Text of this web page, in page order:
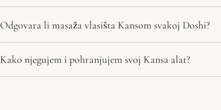
Odgovara li masaža vlasišta Kansom svakoj Doshi?
Kako njegujem i pohranjujem svoj Kansa alat?